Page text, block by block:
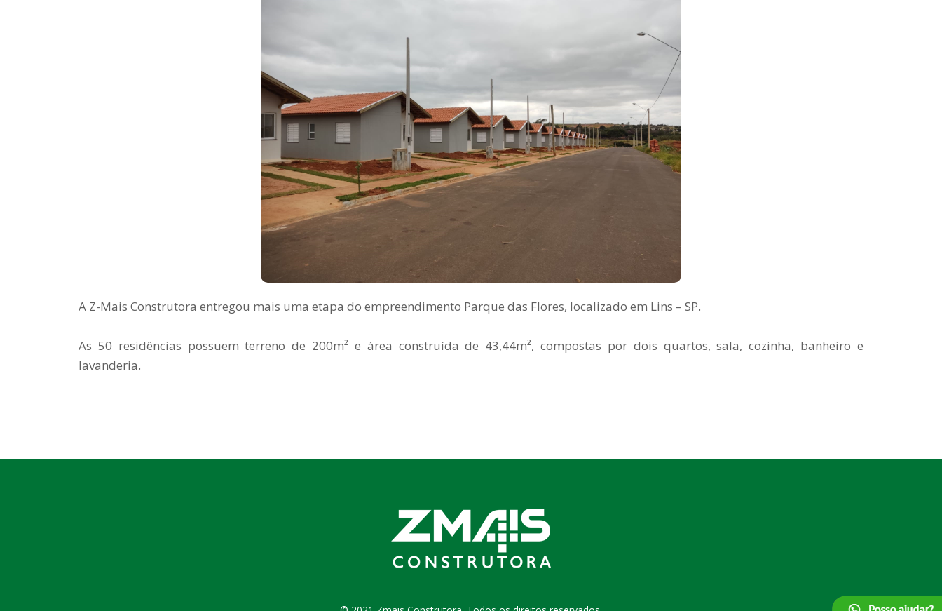
A Z-Mais Construtora entregou mais uma etapa do empreendimento Parque das Flores, localizado em Lins – SP.
As 50 residências possuem terreno de 200m² e área construída de 43,44m², compostas por dois quartos, sala, cozinha, banheiro e
lavanderia.